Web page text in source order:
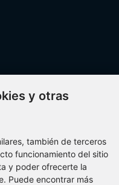
y otras
también de terceros
funcionamiento del sitio
y poder ofrecerte la
Puede encontrar más